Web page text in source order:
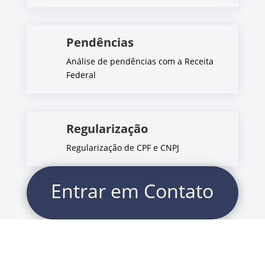
Pendências
Análise de pendências com a Receita
Federal
Regularização
Regularização de CPF e CNPJ
Entrar em Contato